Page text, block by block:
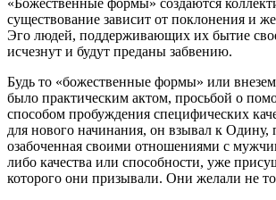
«Божественные формы» создаются
существование зависит от поклонения и
Эго людей, поддерживающих их бытие
исчезнут и будут преданы забвению.
Будь то «божественные формы» или
было практическим актом, просьбой о
способом пробуждения специфических
для нового начинания, он взывал к
озабоченная своими отношениями с
либо качества или способности, уже
которого они призывали. Они желали не